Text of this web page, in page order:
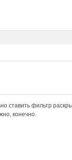
фильтр
конечно.